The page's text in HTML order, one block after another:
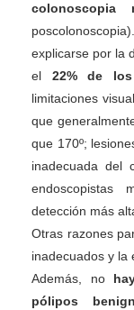
colonoscopia
explicarse por la
el 22% de
limitaciones
que
que 170º;
inadecuada del
endoscopistas
detección más
Otras razones
inadecuados y la
Además, no
pólipos